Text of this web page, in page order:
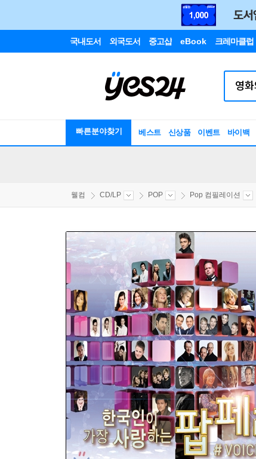
국내도서 외국도서 중고샵 eBook 크레마클럽
빠른분야찾기 베스트 신상품 이벤트 바이백
웰컴 CD/LP POP Pop 컴필레이션